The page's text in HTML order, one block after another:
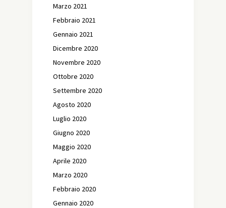
Marzo 2021
Febbraio 2021
Gennaio 2021
Dicembre 2020
Novembre 2020
Ottobre 2020
Settembre 2020
Agosto 2020
Luglio 2020
Giugno 2020
Maggio 2020
Aprile 2020
Marzo 2020
Febbraio 2020
Gennaio 2020